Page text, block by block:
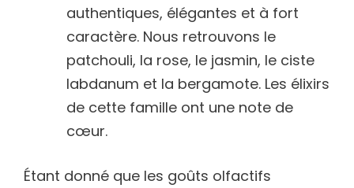
authentiques, élégantes et à fort
caractère. Nous retrouvons le
patchouli, la rose, le jasmin, le ciste
labdanum et la bergamote. Les élixirs
de cette famille ont une note de
cœur.
Étant donné que les goûts olfactifs